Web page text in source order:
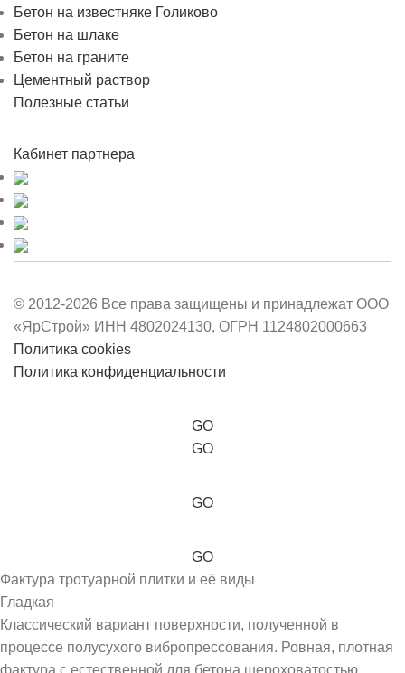
Бетон на известняке Голиково
Бетон на шлаке
Бетон на граните
Цементный раствор
Полезные статьи
Кабинет партнера
© 2012-2026 Все права защищены и принадлежат ООО
«ЯрСтрой» ИНН 4802024130, ОГРН 1124802000663
Политика cookies
Политика конфиденциальности
GO
GO
GO
GO
Фактура тротуарной плитки и её виды
Гладкая
Классический вариант поверхности, полученной в
процессе полусухого вибропрессования. Ровная, плотная
фактура с естественной для бетона шероховатостью